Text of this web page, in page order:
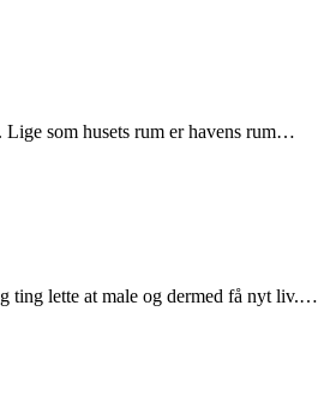
som husets rum er havens rum…
ting lette at male og dermed få nyt liv.…